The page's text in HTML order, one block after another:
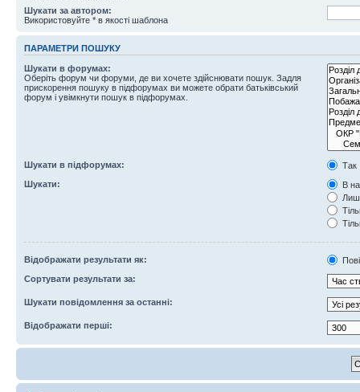
Шукати за автором:
Використовуйте * в якості шаблона
ПАРАМЕТРИ ПОШУКУ
Шукати в форумах:
Оберіть форум чи форуми, де ви хочете здійснювати пошук. Задля
прискорення пошуку в підфорумах ви можете обрати батьківський
форум і увімкнути пошук в підфорумах.
Шукати в підфорумах:
Так
Шукати:
В
Відображати результати як:
Сортувати результати за:
Шукати повідомлення за останні:
Відображати перші: